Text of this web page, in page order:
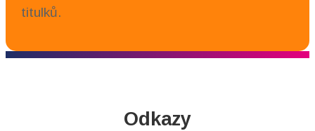
titulků.
Odkazy